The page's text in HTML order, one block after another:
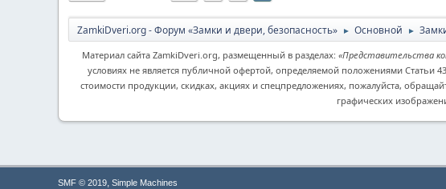
ZamkiDveri.org - Форум «Замки и двери, безопасность» ► Основной ►
Материал сайта ZamkiDveri.org, размещенный в разделах: «Представительства
условиях не является публичной офертой, определяемой положениями
стоимости продукции, скидках, акциях и спецпредложениях, пожалуйста,
графических
SMF © 2019, Simple Machines